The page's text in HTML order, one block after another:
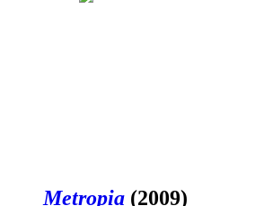
Metropia (2009)